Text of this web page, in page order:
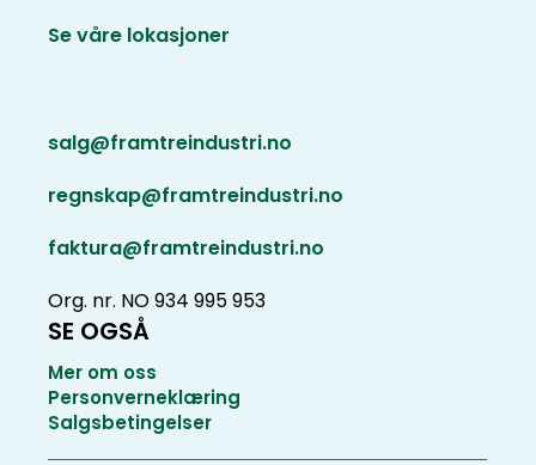
Se våre lokasjoner
salg@framtreindustri.no
regnskap@framtreindustri.no
faktura@framtreindustri.no
Org. nr. NO 934 995 953
SE OGSÅ
Mer om oss
Personverneklæring
Salgsbetingelser